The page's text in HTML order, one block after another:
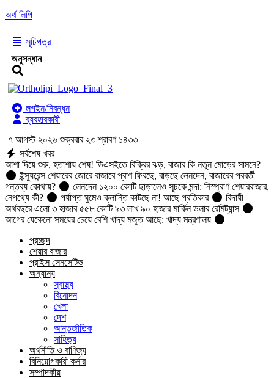
অর্থ লিপি
সূচিপত্র
অনুসন্ধান
লগইন/নিবন্ধন
ব্যবহারকারী
৭ আগস্ট ২০২৬ শুক্রবার ২৩ শ্রাবণ ১৪৩৩
সর্বশেষ খবর
আশা দিয়ে শুরু, হতাশায় শেষ! ডিএসইতে বিক্রির ঝড়, বাজার কি নতুন মোড়ের সামনে?
ইন্স্যুরেন্স শেয়ারের জোরে বাজারে প্রাণ ফিরছে, বাড়ছে লেনদেন, বাজারের পরবর্তী
গন্তব্য কোথায়?
লেনদেন ১২০০ কোটি ছাড়ালেও সূচকে মন্দা: নিস্প্রাণ শেয়ারবাজার,
নেপথ্যে কী?
পর্যাপ্ত ঘুমেও ক্লান্তি কাটছে না! আছে প্রতিকার
বিদায়ী
অর্থবছরে এলো ৩ হাজার ৫৫৮ কোটি ৯৩ লাখ ৯০ হাজার মার্কিন ডলার রেমিট্যান্স
আগের যেকেনো সময়ের চেয়ে বেশি খাদ্য মজুত আছে: খাদ্য মন্ত্রণালয়
প্রচ্ছদ
শেয়ার বাজার
প্রাইস সেনসেটিভ
অন্যান্য
স্বাস্থ্য
বিনোদন
খেলা
দেশ
আন্তর্জাতিক
সাহিত্য
অর্থনীতি ও বাণিজ্য
বিনিয়োগকারী কর্নার
সম্পাদকীয়